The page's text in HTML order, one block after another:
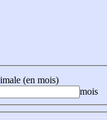
(en mois)
mois